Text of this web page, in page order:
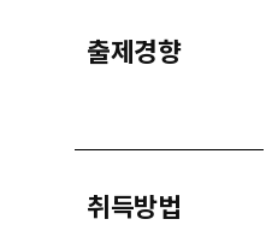
출제경향
취득방법